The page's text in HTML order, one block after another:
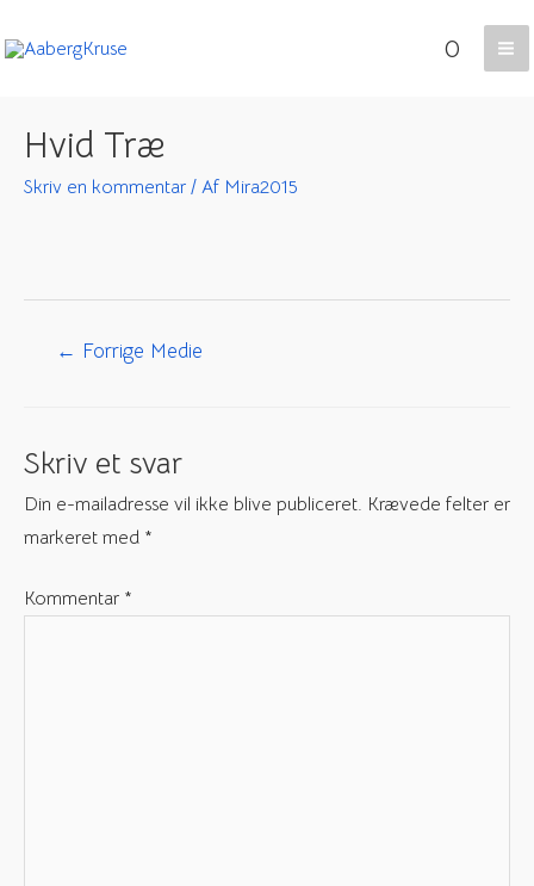
til
0
Hvid Træ
Skriv en kommentar / Af Mira2015
Indlægsnavigation
← Forrige Medie
Skriv et svar
Din e-mailadresse vil ikke blive publiceret. Krævede felter er
markeret med *
Kommentar *